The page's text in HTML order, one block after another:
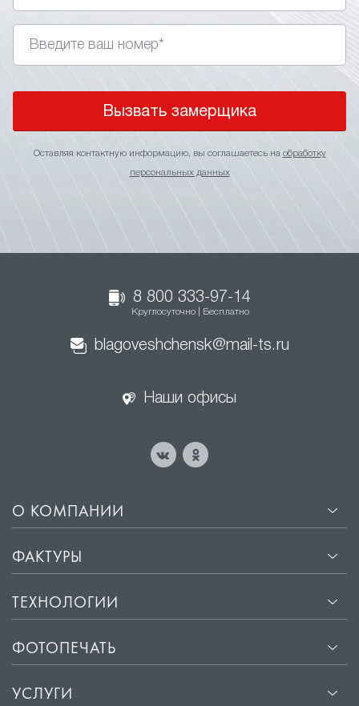
Вызвать замерщика
Оставляя контактную информацию, вы соглашаетесь на обработку
персональных данных
8 800 333-97-14
Круглосуточно | Бесплатно
blagoveshchensk@mail-ts.ru
Наши офисы
О КОМПАНИИ
ФАКТУРЫ
ТЕХНОЛОГИИ
ФОТОПЕЧАТЬ
УСЛУГИ